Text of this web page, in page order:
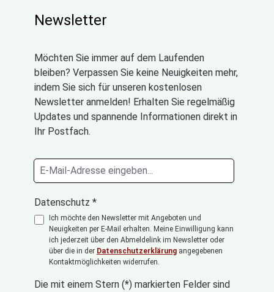
Newsletter
Möchten Sie immer auf dem Laufenden
bleiben? Verpassen Sie keine Neuigkeiten mehr,
indem Sie sich für unseren kostenlosen
Newsletter anmelden! Erhalten Sie regelmäßig
Updates und spannende Informationen direkt in
Ihr Postfach.
Datenschutz *
Ich möchte den Newsletter mit Angeboten und
Neuigkeiten per E-Mail erhalten. Meine Einwilligung kann
ich jederzeit über den Abmeldelink im Newsletter oder
über die in der Datenschutzerklärung angegebenen
Kontaktmöglichkeiten widerrufen.
Die mit einem Stern (*) markierten Felder sind